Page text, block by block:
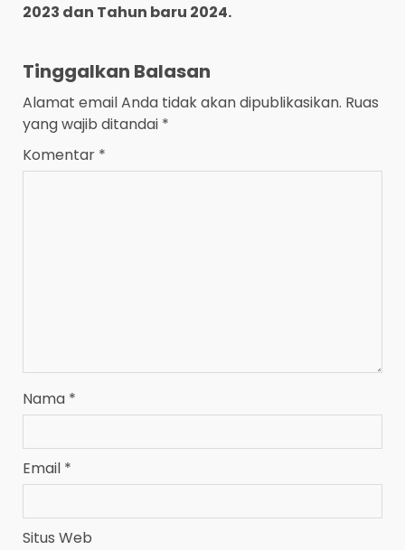
2023 dan Tahun baru 2024.
Tinggalkan Balasan
Alamat email Anda tidak akan dipublikasikan. Ruas
yang wajib ditandai *
Komentar *
Nama *
Email *
Situs Web